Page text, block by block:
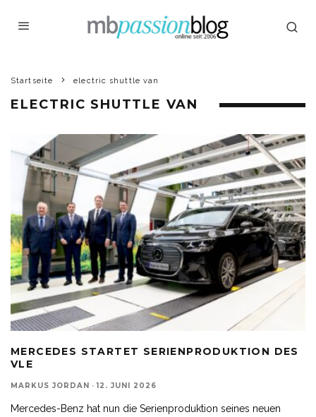
Startseite electric shuttle van
ELECTRIC SHUTTLE VAN
MERCEDES STARTET SERIENPRODUKTION DES
VLE
MARKUS JORDAN · 12. JUNI 2026
Mercedes-Benz hat nun die Serienproduktion seines neuen